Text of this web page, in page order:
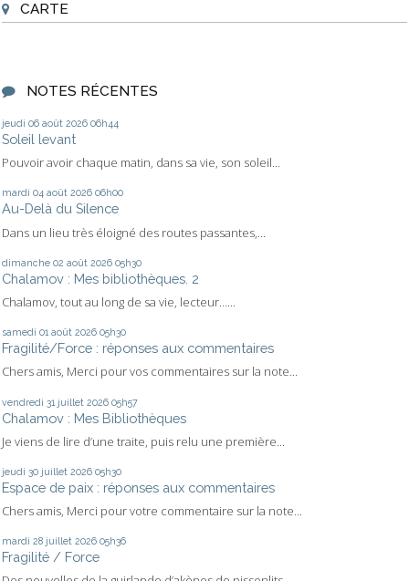
CARTE
NOTES RÉCENTES
jeudi 06 août 2026 06h44
Soleil levant
Pouvoir avoir chaque matin, dans sa vie, son soleil...
mardi 04 août 2026 06h00
Au-Delà du Silence
Dans un lieu très éloigné des routes passantes,...
dimanche 02 août 2026 05h30
Chalamov : Mes bibliothèques. 2
Chalamov, tout au long de sa vie, lecteur…...
samedi 01 août 2026 05h30
Fragilité/Force : réponses aux commentaires
Chers amis, Merci pour vos commentaires sur la note...
vendredi 31 juillet 2026 05h57
Chalamov : Mes Bibliothèques
Je viens de lire d’une traite, puis relu une première...
jeudi 30 juillet 2026 05h30
Espace de paix : réponses aux commentaires
Chers amis, Merci pour votre commentaire sur la note...
mardi 28 juillet 2026 05h36
Fragilité / Force